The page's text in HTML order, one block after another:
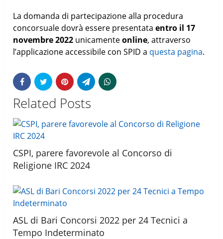
La domanda di partecipazione alla procedura
concorsuale dovrà essere presentata entro il 17
novembre 2022 unicamenteonline, attraverso
l’applicazione accessibile con SPID a questa pagina.
Related Posts
CSPI, parere favorevole al Concorso di
Religione IRC 2024
ASL di Bari Concorsi 2022 per 24 Tecnici a
Tempo Indeterminato